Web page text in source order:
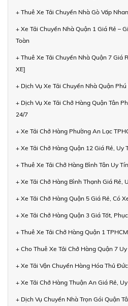
+ Thuê Xe Tải Chuyển Nhà Gò Vấp
+ Xe Tải Chuyển Nhà Quận 1 Giá Rẻ –
Toàn
+ Thuê Xe Tải Chuyển Nhà Quận 7 Giá
XE]
+ Dịch Vụ Xe Tải Chuyển Nhà Quận
+ Dịch Vụ Xe Tải Chở Hàng Quận Tân
24/7
+ Xe Tải Chở Hàng Phường An Lạc
+ Xe Tải Chở Hàng Quận 12 Giá Rẻ, Uy
+ Thuê Xe Tải Chở Hàng Bình Tân Uy
+ Xe Tải Chở Hàng Bình Thạnh Giá Rẻ,
+ Xe Tải Chở Hàng Quận 5 Giá Rẻ, Có
+ Xe Tải Chở Hàng Quận 3 Giá Tốt,
+ Thuê Xe Tải Chở Hàng Quận 1
+ Cho Thuê Xe Tải Chở Hàng Quận 7
+ Xe Tải Vận Chuyển Hàng Hóa Thủ
+ Xe Tải Chở Hàng Thuận An Giá Rẻ,
+ Dịch Vụ Chuyển Nhà Trọn Gói Quận